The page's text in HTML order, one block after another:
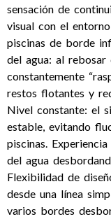
sensación de
visual con el
piscinas de borde
del agua: al rebosar
constantemente
restos flotantes y
Nivel constante: el
estable, evitando
piscinas.
del agua
Flexibilidad de
desde una línea
varios bordes